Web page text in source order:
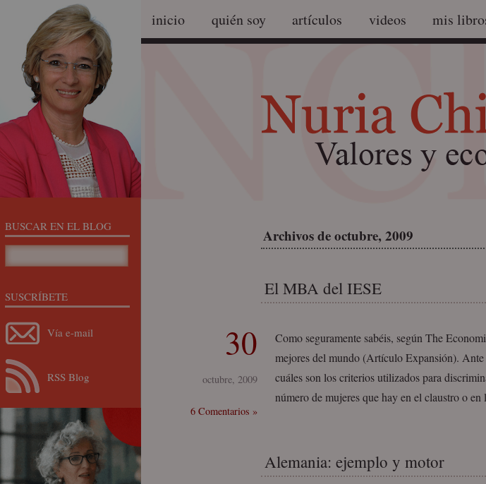
inicio quién soy artículos videos mis
Archivos de octubre, 2009
El MBA del IESE
30
octubre, 2009
6 Comentarios »
Como seguramente sabéis, según The
mejores del mundo (Artículo Expansión).
cuáles son los criterios utilizados para
número de mujeres que hay en el claustro o
Alemania: ejemplo y motor
BUSCAR EN EL BLOG
SUSCRÍBETE
Vía e-mail
RSS Blog